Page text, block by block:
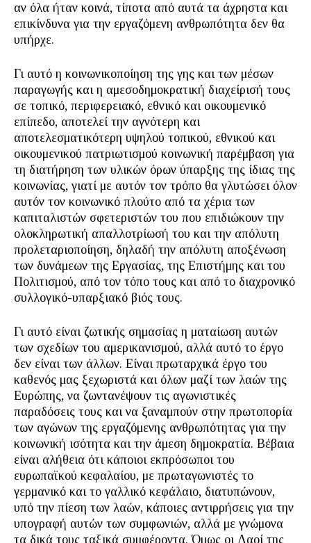
αν όλα ήταν κοινά, τίποτα από αυτά τα άχρηστα και
επικίνδυνα για την εργαζόμενη ανθρωπότητα δεν θα
υπήρχε.
Γι αυτό η κοινωνικοποίηση της γης και των μέσων
παραγωγής και η αμεσοδημοκρατική διαχείρισή τους
σε τοπικό, περιφερειακό, εθνικό και οικουμενικό
επίπεδο, αποτελεί την αγνότερη και
αποτελεσματικότερη υψηλού τοπικού, εθνικού και
οικουμενικού πατριωτισμού κοινωνική παρέμβαση για
τη διατήρηση των υλικών όρων ύπαρξης της ίδιας της
κοινωνίας, γιατί με αυτόν τον τρόπο θα γλυτώσει όλον
αυτόν τον κοινωνικό πλούτο από τα χέρια των
καπιταλιστών σφετεριστών του που επιδιώκουν την
ολοκληρωτική απαλλοτρίωσή του και την απόλυτη
προλεταριοποίηση, δηλαδή την απόλυτη αποξένωση
των δυνάμεων της Εργασίας, της Επιστήμης και του
Πολιτισμού, από τον τόπο τους και από το διαχρονικό
συλλογικό-υπαρξιακό βιός τους.
Γι αυτό είναι ζωτικής σημασίας η ματαίωση αυτών
των σχεδίων του αμερικανισμού, αλλά αυτό το έργο
δεν είναι των άλλων. Είναι πρωταρχικά έργο του
καθενός μας ξεχωριστά και όλων μαζί των λαών της
Ευρώπης, να ζωντανέψουν τις αγωνιστικές
παραδόσεις τους και να ξαναμπούν στην πρωτοπορία
των αγώνων της εργαζόμενης ανθρωπότητας για την
κοινωνική ισότητα και την άμεση δημοκρατία. Βέβαια
είναι αλήθεια ότι κάποιοι εκπρόσωποι του
ευρωπαϊκού κεφαλαίου, με πρωταγωνιστές το
γερμανικό και το γαλλικό κεφάλαιο, διατυπώνουν,
υπό την πίεση των λαών, κάποιες αντιρρήσεις για την
υπογραφή αυτών των συμφωνιών, αλλά με γνώμονα
τα δικά τους ταξικά συμφέροντα. Όμως οι Λαοί της